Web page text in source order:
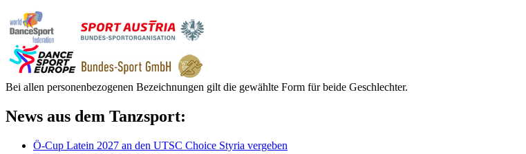
Bei allen personenbezogenen Bezeichnungen gilt die gewählte Form für beide Geschlechter.
News aus dem Tanzsport:
Ö-Cup Latein 2027 an den UTSC Choice Styria vergeben